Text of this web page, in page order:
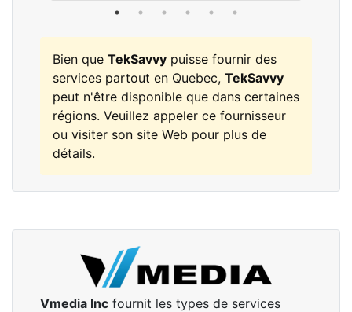
Bien que TekSavvy puisse fournir des
services partout en Quebec, TekSavvy
peut n'être disponible que dans certaines
régions. Veuillez appeler ce fournisseur
ou visiter son site Web pour plus de
détails.
Vmedia Inc fournit les types de services